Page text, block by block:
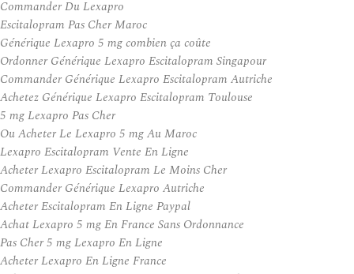
Commander Du Lexapro
Escitalopram Pas Cher Maroc
Générique Lexapro 5 mg combien ça coûte
Ordonner Générique Lexapro Escitalopram Singapour
Commander Générique Lexapro Escitalopram Autriche
Achetez Générique Lexapro Escitalopram Toulouse
5 mg Lexapro Pas Cher
Ou Acheter Le Lexapro 5 mg Au Maroc
Lexapro Escitalopram Vente En Ligne
Acheter Lexapro Escitalopram Le Moins Cher
Commander Générique Lexapro Autriche
Acheter Escitalopram En Ligne Paypal
Achat Lexapro 5 mg En France Sans Ordonnance
Pas Cher 5 mg Lexapro En Ligne
Acheter Lexapro En Ligne France